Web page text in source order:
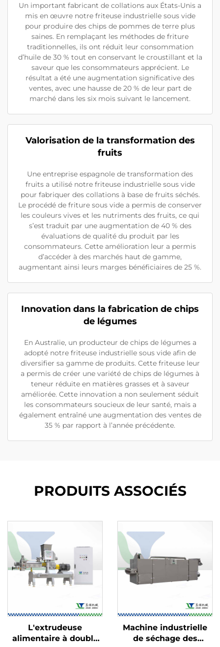
Un important fabricant de collations aux États-Unis a
mis en œuvre notre friteuse industrielle sous vide
pour produire des chips de pommes de terre plus
saines. En remplaçant les méthodes de friture
traditionnelles, ils ont réduit leur consommation
d’huile de 30 % tout en conservant le croustillant et la
saveur que les consommateurs apprécient. Le
résultat a été une augmentation significative des
ventes, avec une hausse de 20 % de leur part de
marché dans les six mois suivant le lancement.
Valorisation de la transformation des
fruits
Une entreprise espagnole de transformation des
fruits a utilisé notre friteuse industrielle sous vide
pour fabriquer des collations à base de fruits séchés.
Le procédé de friture sous vide a permis de conserver
les couleurs vives et les nutriments des fruits, ce qui
s’est traduit par une augmentation de 40 % des
évaluations de qualité du produit par les
consommateurs. Cette amélioration leur a permis
d’accéder à des marchés haut de gamme,
augmentant ainsi leurs marges bénéficiaires de 25 %.
Innovation dans la fabrication de chips
de légumes
En Australie, un producteur de chips de légumes a
adopté notre friteuse industrielle sous vide afin de
diversifier sa gamme de produits. Cette friteuse leur
a permis de créer une variété de chips de légumes à
teneur réduite en matières grasses et à saveur
améliorée. Cette innovation a non seulement séduit
les consommateurs soucieux de leur santé, mais a
également entraîné une augmentation des ventes de
35 % par rapport à l’année précédente.
PRODUITS ASSOCIÉS
L'extrudeuse
alimentaire à double
Machine industrielle
de séchage des